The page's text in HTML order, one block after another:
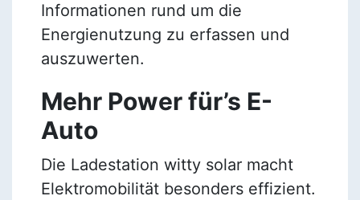
Informationen rund um die
Energienutzung zu erfassen und
auszuwerten.
Mehr Power für’s E-
Auto
Die Ladestation witty solar macht
Elektromobilität besonders effizient.